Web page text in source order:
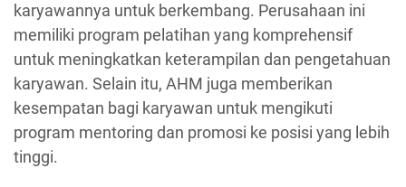
karyawannya untuk berkembang. Perusahaan ini
memiliki program pelatihan yang komprehensif
untuk meningkatkan keterampilan dan pengetahuan
karyawan. Selain itu, AHM juga memberikan
kesempatan bagi karyawan untuk mengikuti
program mentoring dan promosi ke posisi yang lebih
tinggi.